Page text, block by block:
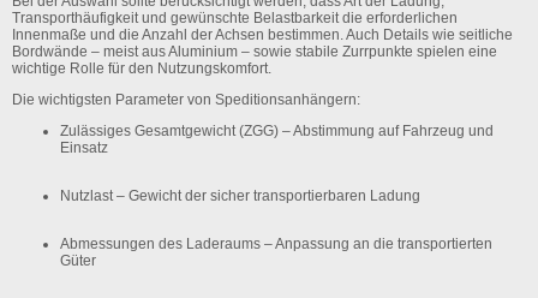
Transporthäufigkeit und gewünschte Belastbarkeit die erforderlichen
Innenmaße und die Anzahl der Achsen bestimmen. Auch Details wie seitliche
Bordwände – meist aus Aluminium – sowie stabile Zurrpunkte spielen eine
wichtige Rolle für den Nutzungskomfort.
Die wichtigsten Parameter von Speditionsanhängern:
Zulässiges Gesamtgewicht (ZGG) – Abstimmung auf Fahrzeug und
Einsatz
Nutzlast– Gewicht der sicher transportierbaren Ladung
Abmessungen des Laderaums – Anpassung an die transportierten
Güter